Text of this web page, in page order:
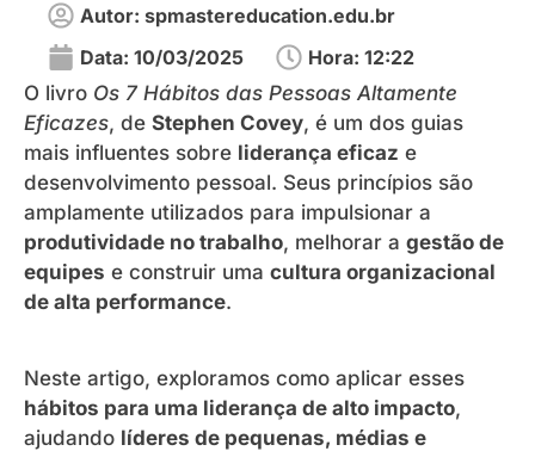
Autor: spmastereducation.edu.br
Data: 10/03/2025 Hora: 12:22
O livro Os 7 Hábitos das Pessoas Altamente
Eficazes, de Stephen Covey, é um dos guias
mais influentes sobre liderança eficaz e
desenvolvimento pessoal. Seus princípios são
amplamente utilizados para impulsionar a
produtividade no trabalho, melhorar a gestão de
equipes e construir uma cultura organizacional
de alta performance.
Neste artigo, exploramos como aplicar esses
hábitos para uma liderança de alto impacto,
ajudando líderes de pequenas, médias e